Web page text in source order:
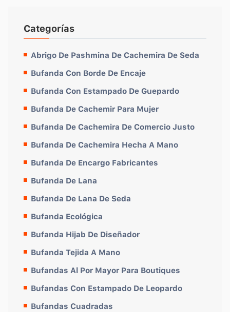
Categorías
Abrigo De Pashmina De Cachemira De Seda
Bufanda Con Borde De Encaje
Bufanda Con Estampado De Guepardo
Bufanda De Cachemir Para Mujer
Bufanda De Cachemira De Comercio Justo
Bufanda De Cachemira Hecha A Mano
Bufanda De Encargo Fabricantes
Bufanda De Lana
Bufanda De Lana De Seda
Bufanda Ecológica
Bufanda Hijab De Diseñador
Bufanda Tejida A Mano
Bufandas Al Por Mayor Para Boutiques
Bufandas Con Estampado De Leopardo
Bufandas Cuadradas